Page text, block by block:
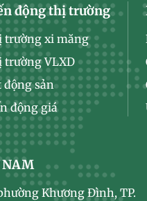
động thị trường
trường xi măng
trường VLXD
động sản
động giá
NAM
Khương Đình, TP.